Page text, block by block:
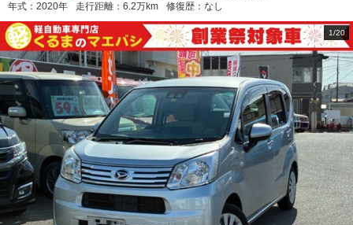
年式： 2020年 走行距離： 6.2万km 修復歴： なし
1/20